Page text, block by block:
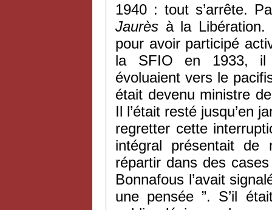
1940 : tout s’arrête.
Jaurès à la Libération.
pour avoir participé
la SFIO en 1933, il
évoluaient vers le
était devenu ministre
Il l’était resté jusqu’en
regretter cette
intégral présentait de
répartir dans des
Bonnafous l’avait
une pensée ”. S’il